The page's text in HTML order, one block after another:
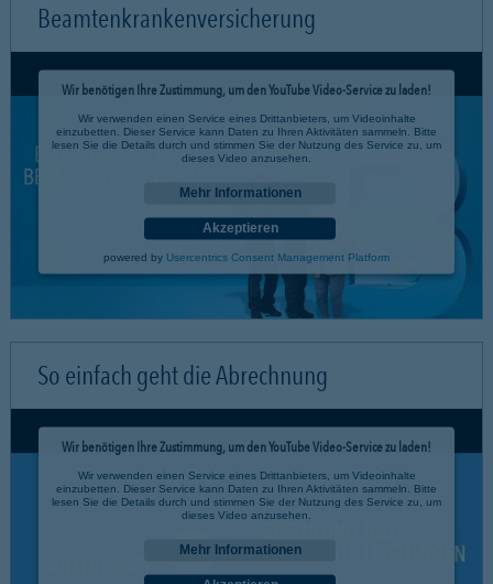
Beamtenkrankenversicherung
Wir benötigen Ihre Zustimmung, um den YouTube Video-Service zu laden!
Wir verwenden einen Service eines Drittanbieters, um Videoinhalte
einzubetten. Dieser Service kann Daten zu Ihren Aktivitäten sammeln. Bitte
lesen Sie die Details durch und stimmen Sie der Nutzung des Service zu, um
dieses Video anzusehen.
Mehr Informationen
Akzeptieren
powered by Usercentrics Consent Management Platform
So einfach geht die Abrechnung
Wir benötigen Ihre Zustimmung, um den YouTube Video-Service zu laden!
Wir verwenden einen Service eines Drittanbieters, um Videoinhalte
einzubetten. Dieser Service kann Daten zu Ihren Aktivitäten sammeln. Bitte
lesen Sie die Details durch und stimmen Sie der Nutzung des Service zu, um
dieses Video anzusehen.
Mehr Informationen